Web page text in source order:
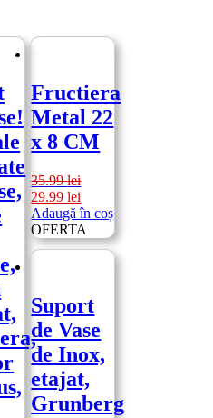
Fructiera
Metal 22
x 8 CM
35.99lei
Prețul
inițial
a
fost:
29.99lei
curent
este:
29.99 lei.
Adaugă în coș
OFERTA
Suport
de Vase
de Inox,
etajat,
Grunberg